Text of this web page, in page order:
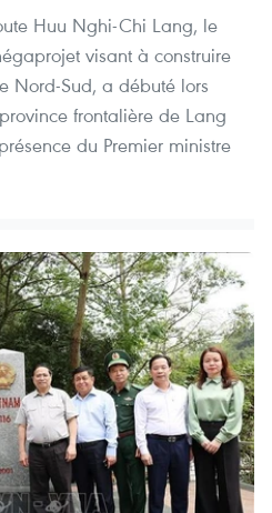
Huu Nghi-Chi Lang, le
visant à construire
Nord-Sud, a débuté lors
frontalière de Lang
du Premier ministre